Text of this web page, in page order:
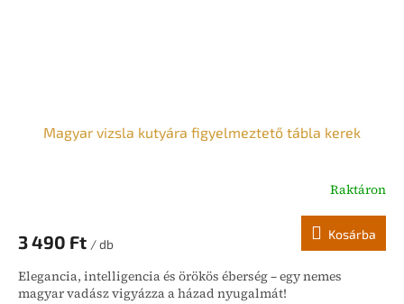
Magyar vizsla kutyára figyelmeztető tábla kerek
Raktáron
3 490 Ft / db
Kosárba
Elegancia, intelligencia és örökös éberség – egy nemes
magyar vadász vigyázza a házad nyugalmát!